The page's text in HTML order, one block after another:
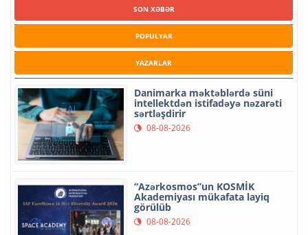
SON XƏBƏR
POPULYAR
YAZARLAR
Danimarka məktəblərdə süni
intellektdən istifadəyə nəzarəti
sərtləşdirir
08-08-2026
“Azərkosmos”un KOSMİK
Akademiyası mükafata layiq
görülüb
08-08-2026